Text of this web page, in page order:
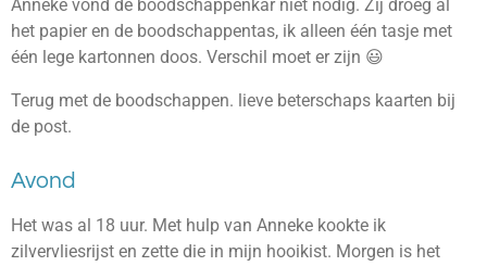
Anneke vond de boodschappenkar niet nodig. Zij droeg al
het papier en de boodschappentas, ik alleen één tasje met
één lege kartonnen doos. Verschil moet er zijn 😃
Terug met de boodschappen. lieve beterschaps kaarten bij
de post.
Avond
Het was al 18 uur. Met hulp van Anneke kookte ik
zilvervliesrijst en zette die in mijn hooikist. Morgen is het